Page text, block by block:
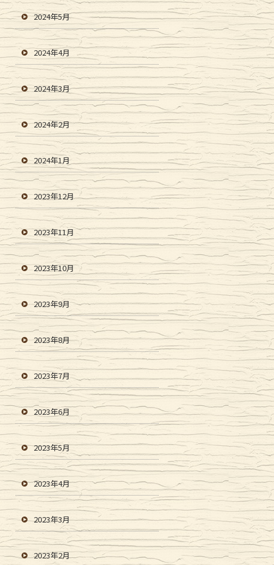
2024年5月
2024年4月
2024年3月
2024年2月
2024年1月
2023年12月
2023年11月
2023年10月
2023年9月
2023年8月
2023年7月
2023年6月
2023年5月
2023年4月
2023年3月
2023年2月